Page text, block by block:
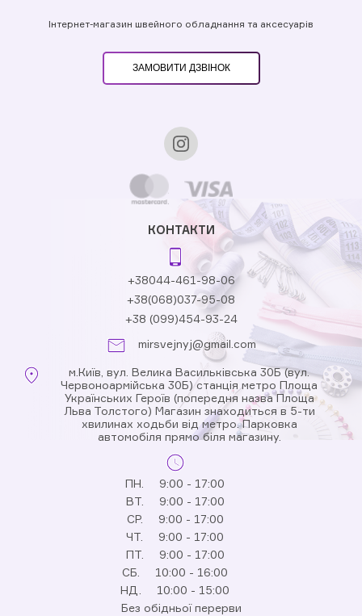
Інтернет-магазин швейного обладнання та аксесуарів
ЗАМОВИТИ ДЗВІНОК
КОНТАКТИ
+38044-461-98-06
+38(068)037-95-08
+38 (099)454-93-24
mirsvejnyj@gmail.com
м.Київ, вул. Велика Васильківська 30Б (вул.
Червоноармійська 30Б) станція метро Площа
Українських Героїв (попередня назва Площа
Льва Толстого) Магазин знаходиться в 5-ти
хвилинах ходьби від метро. Парковка
автомобіля прямо біля магазину.
ПН.
9:00 - 17:00
ВТ.
9:00 - 17:00
СР.
9:00 - 17:00
ЧТ.
9:00 - 17:00
ПТ.
9:00 - 17:00
СБ.
10:00 - 16:00
НД.
10:00 - 15:00
Без обідньої перерви